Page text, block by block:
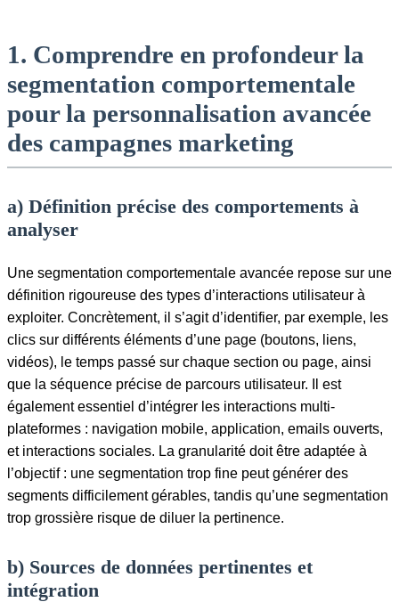
1. Comprendre en profondeur la
segmentation comportementale
pour la personnalisation avancée
des campagnes marketing
a) Définition précise des comportements à
analyser
Une segmentation comportementale avancée repose sur une
définition rigoureuse des types d’interactions utilisateur à
exploiter. Concrètement, il s’agit d’identifier, par exemple, les
clics sur différents éléments d’une page (boutons, liens,
vidéos), le temps passé sur chaque section ou page, ainsi
que la séquence précise de parcours utilisateur. Il est
également essentiel d’intégrer les interactions multi-
plateformes : navigation mobile, application, emails ouverts,
et interactions sociales. La granularité doit être adaptée à
l’objectif : une segmentation trop fine peut générer des
segments difficilement gérables, tandis qu’une segmentation
trop grossière risque de diluer la pertinence.
b) Sources de données pertinentes et
intégration